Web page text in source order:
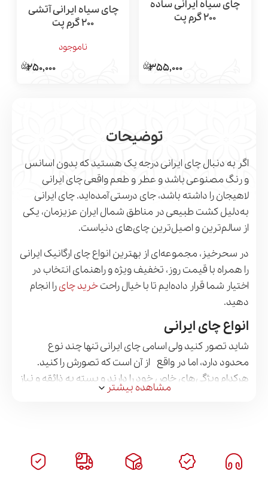
چای سیاه ایرانی ساده
200 گرم پت
355,000
چای سیاه ایرانی آتشی
200 گرم پت
ناموجود
250,000
توضیحات
اگر به دنبال چای ایرانی درجه یک هستید که بدون اسانس
و رنگ مصنوعی باشد و عطر و طعم واقعی چای ایرانی
لاهیجان را داشته باشد، جای درستی آمده‌اید. چای ایرانی
به‌دلیل کشت طبیعی در مناطق شمال ایران عزیزمان، یکی
از سالم‌ترین و اصیل‌ترین چای‌های دنیاست.
در سحرخیز، مجموعه‌ای از بهترین انواع چای ارگانیک ایرانی
را همراه با قیمت روز، تخفیف ویژه و راهنمای انتخاب در
اختیار شما قرار داده‌ایم تا با خیال راحتخرید چایرا انجام
دهید.
انواع چای ایرانی
شاید تصور کنید ولی اسامی چای ایرانی تنها چند نوع
محدود دارد، اما در واقع از آن است که تصورش را کنید.
هرکدام ویژگی‌های خاص خود را دارند و بسته به ذائقه و نیاز
مصرف‌کننده، انتخاب‌های متفاوتی می‌توانند داشته باشند.
نوع چای
ایرانی
عطر و طعم رنگ‌دهی مناسب برای
مشاهده بیشتر